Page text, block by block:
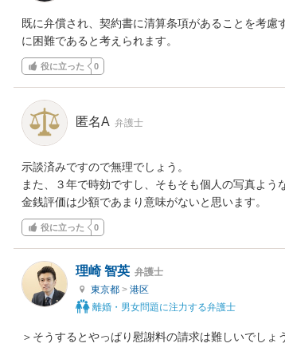
既に弁償され、契約書に清算条項があることを考
に困難であると考えられます。
役に立った 0
匿名A 弁護士
示談済みですので無理でしょう。
また、３年で時効ですし、そもそも個人の写真よう
金銭評価は少額であまり意味がないと思います。
役に立った 0
理崎 智英 弁護士
東京都 > 港区
離婚・男女問題に注力する弁護士
＞そうするとやっぱり慰謝料の請求は難しいでしょ